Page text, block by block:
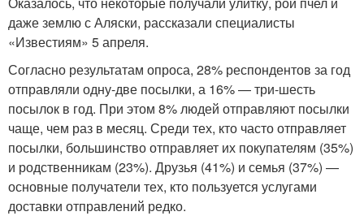
даже землю с Аляски, рассказали специалисты
«Известиям» 5 апреля.
Согласно результатам опроса, 28% респондентов за год
отправляли одну-две посылки, а 16% — три-шесть
посылок в год. При этом 8% людей отправляют посылки
чаще, чем раз в месяц. Среди тех, кто часто отправляет
посылки, большинство отправляет их покупателям (35%)
и родственникам (23%). Друзья (41%) и семья (37%) —
основные получатели тех, кто пользуется услугами
доставки отправлений редко.